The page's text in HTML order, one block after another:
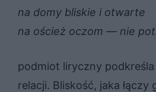
na domy bliskie i otwarte
na oścież oczom — nie
podmiot liryczny
relacji. Bliskość, jaka łączy